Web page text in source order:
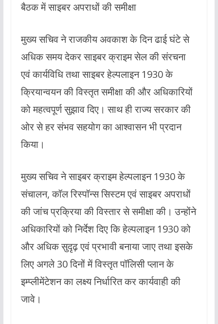
बैठक में साइबर अपराधों की समीक्षा
मुख्य सचिव ने राजकीय अवकाश के दिन ढाई घंटे से
अधिक समय देकर साइबर क्राइम सेल की संरचना
एवं कार्यविधि तथा साइबर हेल्पलाइन 1930 के
क्रियान्वयन की विस्तृत समीक्षा की और अधिकारियों
को महत्वपूर्ण सुझाव दिए। साथ ही राज्य सरकार की
ओर से हर संभव सहयोग का आश्वासन भी प्रदान
किया।
मुख्य सचिव ने साइबर क्राइम हेल्पलाइन 1930 के
संचालन, कॉल रिस्पॉन्स सिस्टम एवं साइबर अपराधों
की जांच प्रक्रिया की विस्तार से समीक्षा की। उन्होंने
अधिकारियों को निर्देश दिए कि हेल्पलाइन 1930 को
और अधिक सुदृढ़ एवं प्रभावी बनाया जाए तथा इसके
लिए अगले 30 दिनों में विस्तृत पॉलिसी प्लान के
इम्प्लीमेंटेशन का लक्ष्य निर्धारित कर कार्यवाही की
जावे।